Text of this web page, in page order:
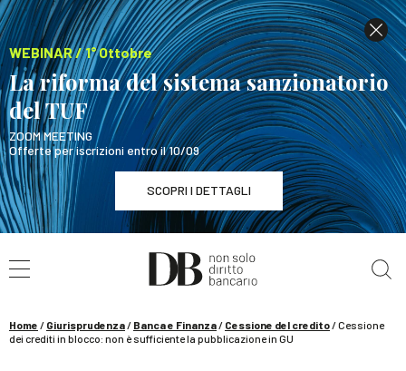
WEBINAR / 1° Ottobre
La riforma del sistema sanzionatorio
del TUF
ZOOM MEETING
Offerte per iscrizioni entro il 10/09
SCOPRI I DETTAGLI
WEBINAR / 1° Ottobre
La riforma del sistema sanzionatorio del TUF
Home / Giurisprudenza/ Banca e Finanza/ Cessione del credito/Cessione
dei crediti in blocco: non è sufficiente la pubblicazione in GU